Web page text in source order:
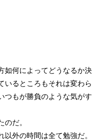
如何によってどうなるか決
いるところもそれは変わら
つもが勝負のような気がす
だ。
外の時間は全て勉強だ。